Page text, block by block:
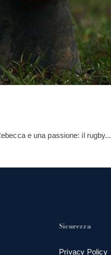
e una passione: il rugby...
Sicurezza
Privacy Policy